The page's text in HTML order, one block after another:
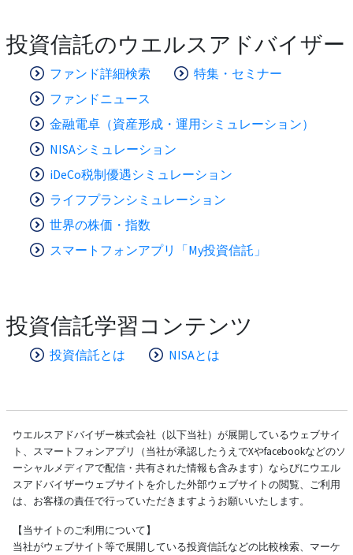
投資信託のウエルスアドバイザー
ファンド詳細検索
特集・セミナー
ファンドニュース
金融電卓（資産形成・運用シミュレーション）
NISAシミュレーション
iDeCo税制優遇シミュレーション
ライフプランシミュレーション
世界の株価・指数
スマートフォンアプリ「My投資信託」
投資信託学習コンテンツ
投資信託とは NISAとは
ウエルスアドバイザー株式会社（以下当社）が展開しているウェブサイ
ト、スマートフォンアプリ（当社が承認したうえでXやfacebookなどのソ
ーシャルメディアで配信・共有された情報も含みます）ならびにウエル
スアドバイザーウェブサイトを介した外部ウェブサイトの閲覧、ご利用
は、お客様の責任で行っていただきますようお願いいたします。
【当サイトのご利用について】
当社がウェブサイト等で展開している投資信託などの比較検索、マーケ